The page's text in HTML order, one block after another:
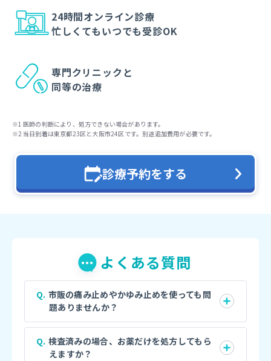
24時間オンライン診療
忙しくてもいつでも受診OK
専門クリニックと
同等の治療
医師の判断により、処方できない場合があります。
当日到着は東京都23区と大阪市24区です。別途追加費用が必要です。
診療予約をする
よくある質問
市販の痛み止めやかゆみ止めを使っても問
題ありませんか？
検査済みの場合、お薬だけを処方してもら
えますか？